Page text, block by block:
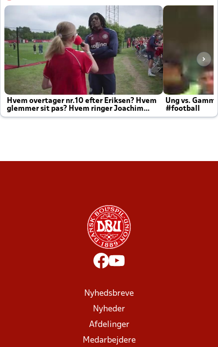
Hvem overtager nr.10 efter Eriksen? Hvem
glemmer sit pas? Hvem ringer Joachim
altid til efter kampe?
Ung vs.
#football
Nyhedsbreve
Nyheder
Afdelinger
Medarbejdere